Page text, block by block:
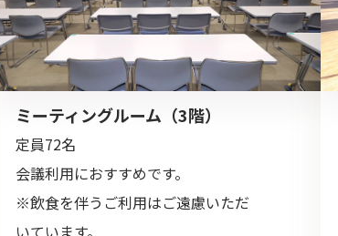
ミーティングルーム（3階）
定員72名
会議利用におすすめです。
※飲食を伴うご利用はご遠慮いただ
いています。